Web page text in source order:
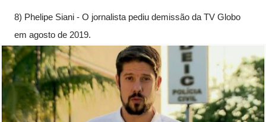
8) Phelipe Siani - O jornalista pediu demissão da TV Globo
em agosto de 2019.